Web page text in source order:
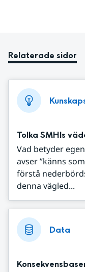
Relaterade sidor
Tolka SMHIs
Vad betyder
avser ”känns
förstå
denna vägled...
Data